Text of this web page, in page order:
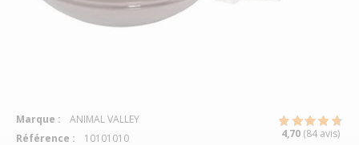
Marque :
ANIMAL VALLEY
Référence :
10101010 4,70 (84 avis)